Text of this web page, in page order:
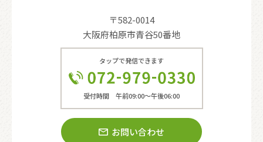
〒582-0014
大阪府柏原市青谷50番地
タップで発信できます
受付時間 午前09:00〜午後06:00
お問い合わせ